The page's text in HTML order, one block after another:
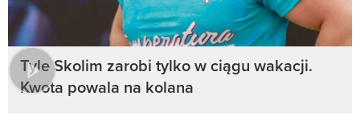
Tyle Skolim zarobi tylko w ciągu wakacji.
Kwota powala na kolana